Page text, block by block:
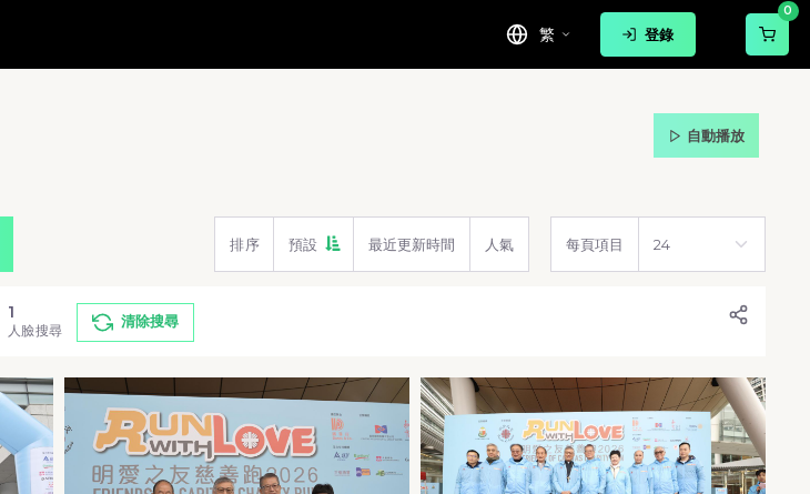
繁 登錄
0
自動播放
排序 預設 最近更新時間 人氣 每頁項目
1
人臉搜尋
清除搜尋